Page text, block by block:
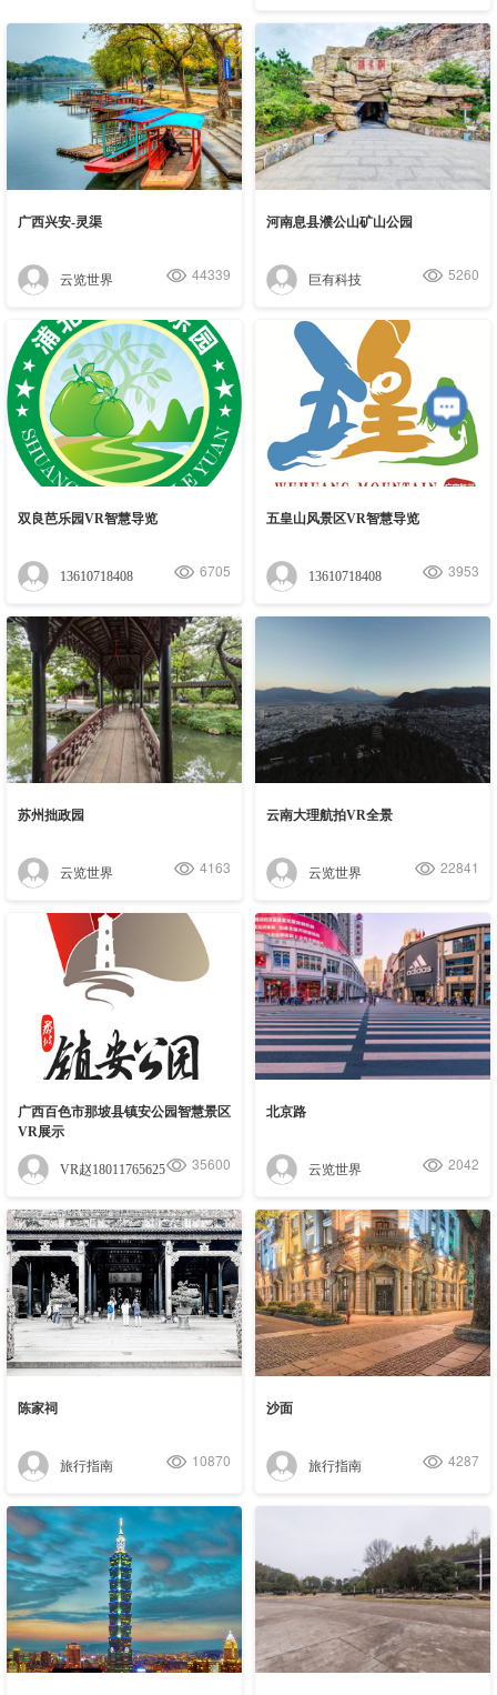
广西兴安-灵渠
云览世界 44339
河南息县濮公山矿山公园
巨有科技 5260
双良芭乐园VR智慧导览
13610718408 6705
五皇山风景区VR智慧导览
13610718408 3953
苏州拙政园
云览世界 4163
云南大理航拍VR全景
云览世界 22841
广西百色市那坡县镇安公园智慧景区
VR展示
VR赵18011765625 35600
北京路
云览世界 2042
陈家祠
旅行指南 10870
沙面
旅行指南 4287